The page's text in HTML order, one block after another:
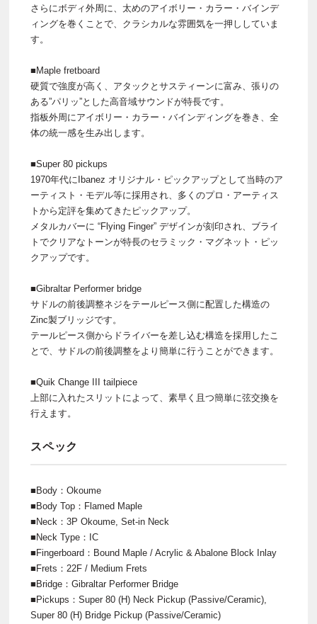
さらにボディ外周に、太めのアイボリー・カラー・バインデ
ィングを巻くことで、クラシカルな雰囲気を一押ししていま
す。
■Maple fretboard
硬質で強度が高く、アタックとサスティーンに富み、張りの
ある”パリッ”とした高音域サウンドが特長です。
指板外周にアイボリー・カラー・バインディングを巻き、全
体の統一感を生み出します。
■Super 80 pickups
1970年代にIbanez オリジナル・ピックアップとして当時のア
ーティスト・モデル等に採用され、多くのプロ・アーティス
トから定評を集めてきたピックアップ。
メタルカバーに “Flying Finger” デザインが刻印され、ブライ
トでクリアなトーンが特長のセラミック・マグネット・ピッ
クアップです。
■Gibraltar Performer bridge
サドルの前後調整ネジをテールピース側に配置した構造の
Zinc製ブリッジです。
テールピース側からドライバーを差し込む構造を採用したこ
とで、サドルの前後調整をより簡単に行うことができます。
■Quik Change III tailpiece
上部に入れたスリットによって、素早く且つ簡単に弦交換を
行えます。
スペック
■Body：Okoume
■Body Top：Flamed Maple
■Neck：3P Okoume, Set-in Neck
■Neck Type：IC
■Fingerboard：Bound Maple / Acrylic & Abalone Block Inlay
■Frets：22F / Medium Frets
■Bridge：Gibraltar Performer Bridge
■Pickups：Super 80 (H) Neck Pickup (Passive/Ceramic),
Super 80 (H) Bridge Pickup (Passive/Ceramic)